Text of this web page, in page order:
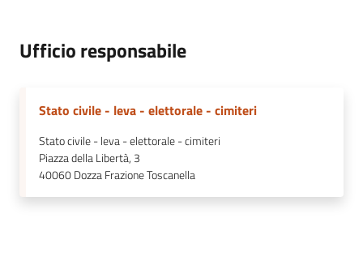
Ufficio responsabile
Stato civile - leva - elettorale - cimiteri
Stato civile - leva - elettorale - cimiteri
Piazza della Libertà, 3
40060Dozza Frazione Toscanella